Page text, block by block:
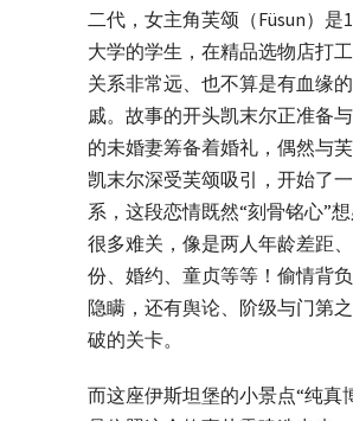
二代，女主角芙颂（Füsun）是
大学的学生，在精品选物店打
关系非常远、也不算是有血缘
戚。故事的开头凯末尔正准备
的未婚妻筹备着婚礼，偶然与芙
凯末尔深受芙颂吸引，开始了
系，这段恋情既然“刻骨铭心”
很多难关，像是两人年龄差距
份、婚约、童贞等等！偷情背
隐瞒，还有舆论、阶级与门第
破的关卡。
而这座伊斯坦堡的小景点“纯真